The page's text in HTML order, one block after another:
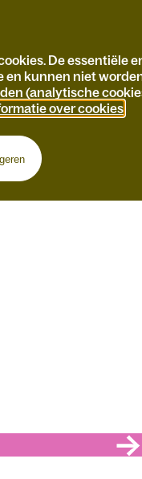
De essentiële
kunnen niet
(analytische
over cookies